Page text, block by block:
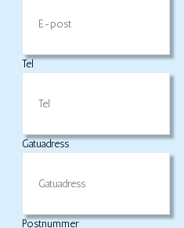
Tel
Gatuadress
Postnummer